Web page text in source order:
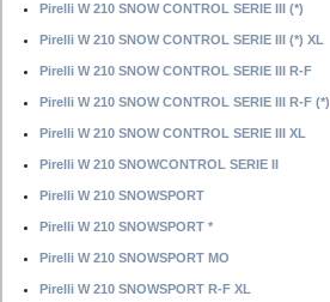
Pirelli W 210 SNOW CONTROL SERIE III (*)
Pirelli W 210 SNOW CONTROL SERIE III (*) XL
Pirelli W 210 SNOW CONTROL SERIE III R-F
Pirelli W 210 SNOW CONTROL SERIE III R-F (*)
Pirelli W 210 SNOW CONTROL SERIE III XL
Pirelli W 210 SNOWCONTROL SERIE II
Pirelli W 210 SNOWSPORT
Pirelli W 210 SNOWSPORT *
Pirelli W 210 SNOWSPORT MO
Pirelli W 210 SNOWSPORT R-F XL